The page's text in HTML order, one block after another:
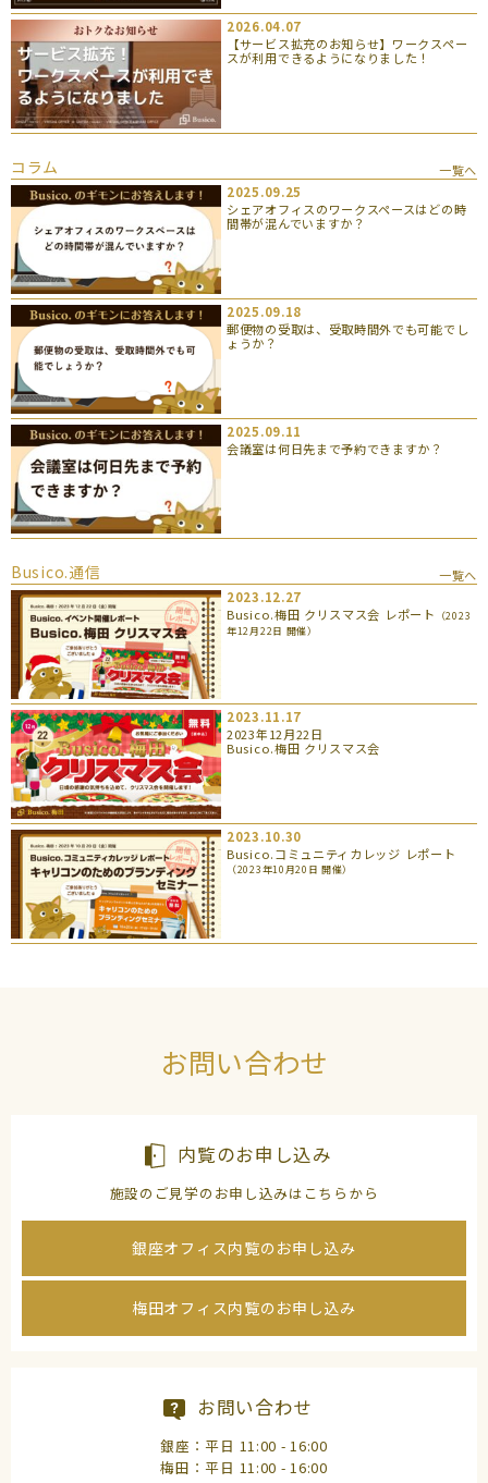
2026.04.07
【サービス拡充のお知らせ】ワークスペー
スが利用できるようになりました！
コラム
一覧へ
2025.09.25
シェアオフィスのワークスペースはどの時
間帯が混んでいますか？
2025.09.18
郵便物の受取は、受取時間外でも可能でし
ょうか？
2025.09.11
会議室は何日先まで予約できますか？
Busico.通信
一覧へ
2023.12.27
Busico.梅田 クリスマス会 レポート
（2023
年12月22日 開催）
2023.11.17
2023年12月22日
Busico.梅田 クリスマス会
2023.10.30
Busico.コミュニティカレッジ レポート
（2023年10月20日 開催）
お問い合わせ
内覧のお申し込み
施設のご見学のお申し込みはこちらから
銀座オフィス内覧のお申し込み
梅田オフィス内覧のお申し込み
お問い合わせ
銀座：平日 11:00 - 16:00
梅田：平日 11:00 - 16:00